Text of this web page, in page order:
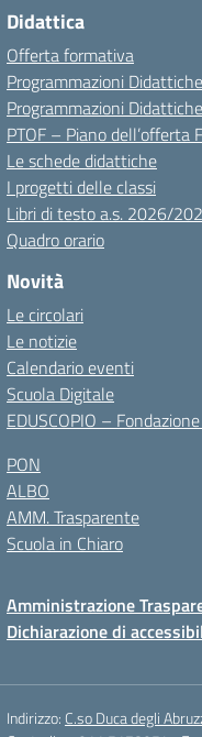
Didattica
Offerta formativa
Programmazioni
Programmazioni
PTOF – Piano dell’offerta
Le schede didattiche
I progetti delle classi
Libri di testo a.s. 2026/
Quadro orario
Novità
Le circolari
Le notizie
Calendario eventi
Scuola Digitale
EDUSCOPIO –
PON
ALBO
AMM. Trasparente
Scuola in Chiaro
Amministrazione
Dichiarazione di
Indirizzo: C.so Duca degli